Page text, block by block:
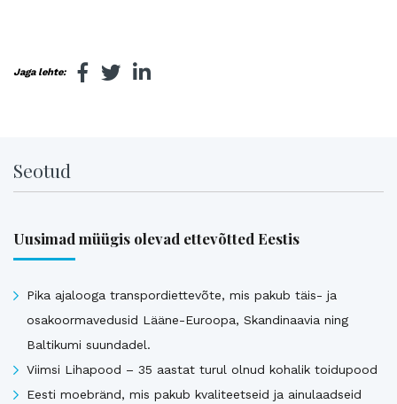
Jaga lehte:
Seotud
Uusimad müügis olevad ettevõtted Eestis
Pika ajalooga transpordiettevõte, mis pakub täis- ja
osakoormavedusid Lääne-Euroopa, Skandinaavia ning
Baltikumi suundadel.
Viimsi Lihapood – 35 aastat turul olnud kohalik toidupood
Eesti moebränd, mis pakub kvaliteetseid ja ainulaadseid